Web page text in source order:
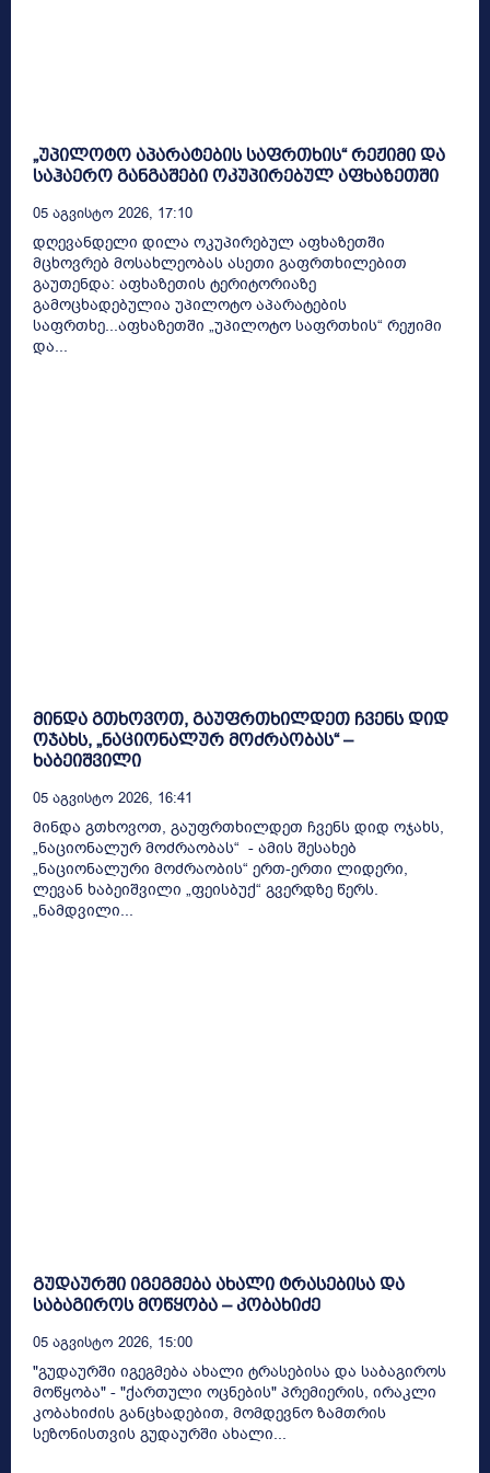
„უპილოტო აპარატების საფრთხის“ რეჟიმი და
საჰაერო განგაშები ოკუპირებულ აფხაზეთში
05 Აგვისტო 2026, 17:10
დღევანდელი დილა ოკუპირებულ აფხაზეთში
მცხოვრებ მოსახლეობას ასეთი გაფრთხილებით
გაუთენდა: აფხაზეთის ტერიტორიაზე
გამოცხადებულია უპილოტო აპარატების
საფრთხე...აფხაზეთში „უპილოტო საფრთხის“ რეჟიმი
და...
მინდა გთხოვოთ, გაუფრთხილდეთ ჩვენს დიდ
ოჯახს, „ნაციონალურ მოძრაობას“ –
ხაბეიშვილი
05 Აგვისტო 2026, 16:41
მინდა გთხოვოთ, გაუფრთხილდეთ ჩვენს დიდ ოჯახს,
„ნაციონალურ მოძრაობას“ - ამის შესახებ
„ნაციონალური მოძრაობის“ ერთ-ერთი ლიდერი,
ლევან ხაბეიშვილი „ფეისბუქ“ გვერდზე წერს.
„ნამდვილი...
გუდაურში იგეგმება ახალი ტრასებისა და
საბაგიროს მოწყობა – კობახიძე
05 Აგვისტო 2026, 15:00
"გუდაურში იგეგმება ახალი ტრასებისა და საბაგიროს
მოწყობა" - "ქართული ოცნების" პრემიერის, ირაკლი
კობახიძის განცხადებით, მომდევნო ზამთრის
სეზონისთვის გუდაურში ახალი...